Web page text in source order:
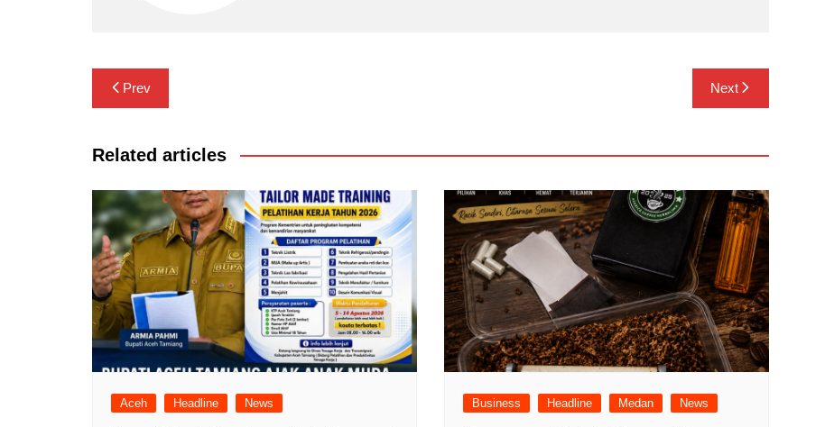
Navigasi
pos
Prev Next
Related articles
Aceh Headline News Business Headline Medan News